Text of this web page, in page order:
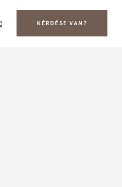
KÉRDÉSE VAN?